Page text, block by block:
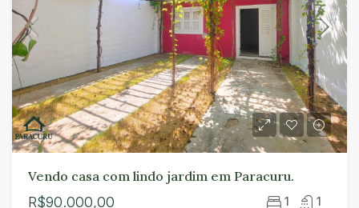
Vendo casa com lindo jardim em Paracuru.
R$90.000,00 1 1